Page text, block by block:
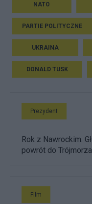
NATO
PARTIE POLITYCZNE
UKRAINA
DONALD TUSK
Prezydent
Rok z Nawrockim.
powrót do Trójmorza
Film